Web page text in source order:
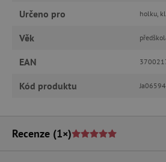
Určeno pro holku,
Věk
EAN
Kód produktu Ja06594
Recenze (1×)
přihlášení uživatele a správa účtu.
stránky nelze bez nezbytně